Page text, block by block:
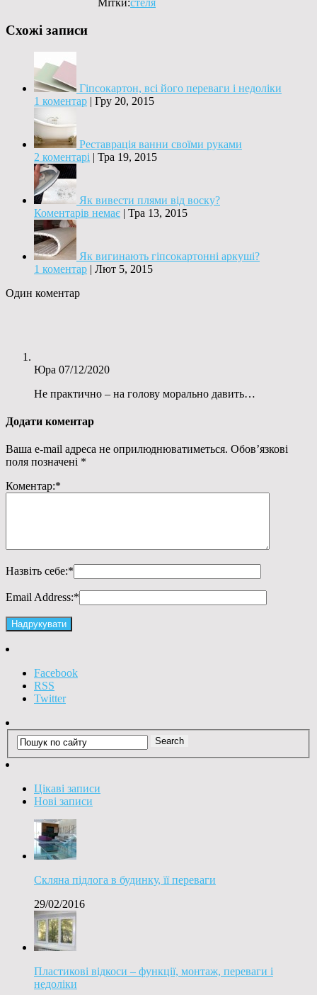
Мітки:стеля
Схожі записи
Гіпсокартон, всі його переваги і недоліки
1 коментар | Гру 20, 2015
Реставрація ванни своїми руками
2 коментарі | Тра 19, 2015
Як вивести плями від воску?
Коментарів немає | Тра 13, 2015
Як вигинають гіпсокартонні аркуші?
1 коментар | Лют 5, 2015
Один коментар
Юра 07/12/2020
Не практично – на голову морально давить…
Додати коментар
Ваша e-mail адреса не оприлюднюватиметься. Обов’язкові
поля позначені *
Коментар:*
Назвіть себе:*
Email Address:*
Facebook
RSS
Twitter
Цікаві записи
Нові записи
Скляна підлога в будинку, її переваги
29/02/2016
Пластикові відкоси – функції, монтаж, переваги і
недоліки